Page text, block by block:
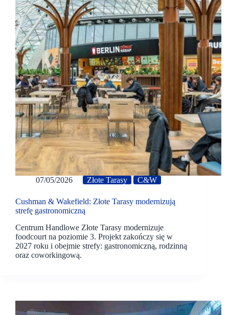
07/05/2026 Złote Tarasy C&W
Cushman & Wakefield: Złote Tarasy modernizują
strefę gastronomiczną
Centrum Handlowe Złote Tarasy modernizuje
foodcourt na poziomie 3. Projekt zakończy się w
2027 roku i obejmie strefy: gastronomiczną, rodzinną
oraz coworkingową.